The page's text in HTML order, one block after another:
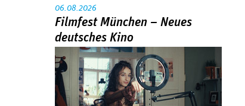
06.08.2026
Filmfest München – Neues
deutsches Kino